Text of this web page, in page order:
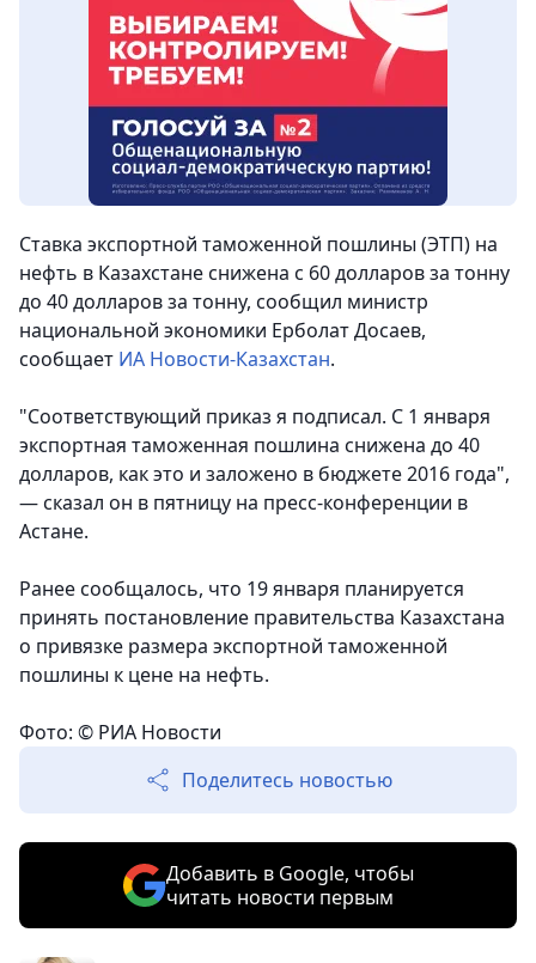
Ставка экспортной таможенной пошлины (ЭТП) на
нефть в Казахстане снижена с 60 долларов за тонну
до 40 долларов за тонну, сообщил министр
национальной экономики Ерболат Досаев,
сообщает ИА Новости-Казахстан.
"Соответствующий приказ я подписал. С 1 января
экспортная таможенная пошлина снижена до 40
долларов, как это и заложено в бюджете 2016 года",
— сказал он в пятницу на пресс-конференции в
Астане.
Ранее сообщалось, что 19 января планируется
принять постановление правительства Казахстана
о привязке размера экспортной таможенной
пошлины к цене на нефть.
Фото: © РИА Новости
Поделитесь новостью
Добавить в Google, чтобы
читать новости первым